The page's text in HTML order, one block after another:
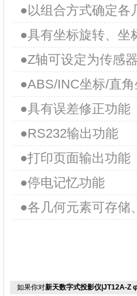
●以组合方式确定各
●具有坐标旋转、坐
●Z轴可设定为传感
●ABS/INC坐标/直
●具有误差修正功能
●RS232输出功能
●打印页面输出功能
●停电记忆功能
●各几何元素可存储
如果你对新天数字式投影仪|JT12A-Z